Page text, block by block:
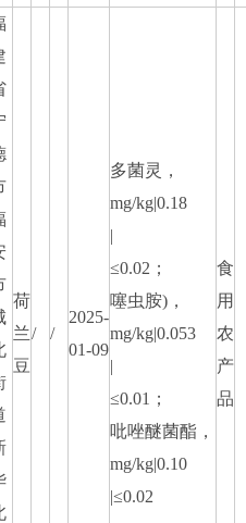
荷
兰
豆
/ /
2025-
01-09
多菌灵，
mg/kg|0.18
|
≤0.02；
噻虫胺)，
mg/kg|0.053
|
≤0.01；
吡唑醚菌酯，
mg/kg|0.10
|≤0.02
食
用
农
产
品